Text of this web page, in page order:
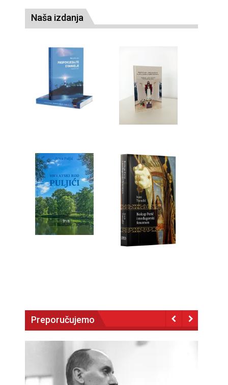
Naša izdanja
Preporučujemo